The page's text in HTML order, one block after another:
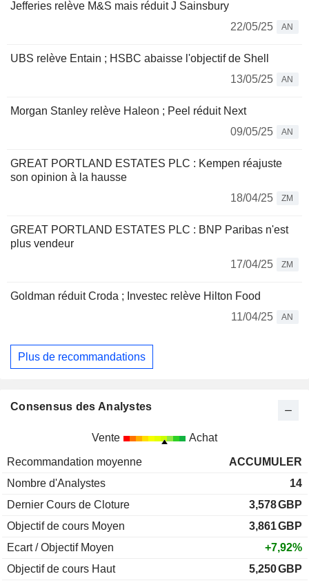
Jefferies relève M&S mais réduit J Sainsbury
22/05/25
AN
UBS relève Entain ; HSBC abaisse l'objectif de Shell
13/05/25
AN
Morgan Stanley relève Haleon ; Peel réduit Next
09/05/25
AN
GREAT PORTLAND ESTATES PLC : Kempen réajuste
son opinion à la hausse
18/04/25
ZM
GREAT PORTLAND ESTATES PLC : BNP Paribas n'est
plus vendeur
17/04/25
ZM
Goldman réduit Croda ; Investec relève Hilton Food
11/04/25
AN
Plus de recommandations
Consensus des Analystes
Vente Achat
Recommandation moyenne
ACCUMULER
Nombre d'Analystes
14
Dernier Cours de Cloture
3,578GBP
Objectif de cours Moyen
3,861GBP
Ecart / Objectif Moyen
+7,92%
Objectif de cours Haut
5,250GBP